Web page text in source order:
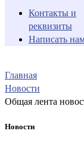
Контакты и
реквизиты
Написать
Главная
Новости
Общая лента
Новости